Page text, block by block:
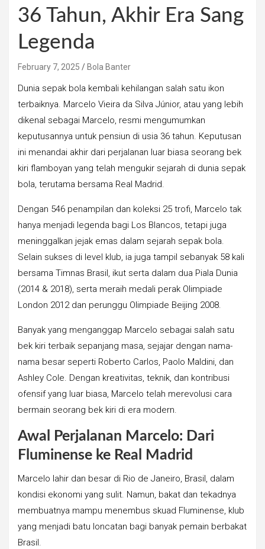
36 Tahun, Akhir Era Sang
Legenda
February 7, 2025 Bola Banter
Dunia sepak bola kembali kehilangan salah satu ikon
terbaiknya. Marcelo Vieira da Silva Júnior, atau yang lebih
dikenal sebagai Marcelo, resmi mengumumkan
keputusannya untuk pensiun di usia 36 tahun. Keputusan
ini menandai akhir dari perjalanan luar biasa seorang bek
kiri flamboyan yang telah mengukir sejarah di dunia sepak
bola, terutama bersama Real Madrid.
Dengan 546 penampilan dan koleksi 25 trofi, Marcelo tak
hanya menjadi legenda bagi Los Blancos, tetapi juga
meninggalkan jejak emas dalam sejarah sepak bola.
Selain sukses di level klub, ia juga tampil sebanyak 58 kali
bersama Timnas Brasil, ikut serta dalam dua Piala Dunia
(2014 & 2018), serta meraih medali perak Olimpiade
London 2012 dan perunggu Olimpiade Beijing 2008.
Banyak yang menganggap Marcelo sebagai salah satu
bek kiri terbaik sepanjang masa, sejajar dengan nama-
nama besar seperti Roberto Carlos, Paolo Maldini, dan
Ashley Cole. Dengan kreativitas, teknik, dan kontribusi
ofensif yang luar biasa, Marcelo telah merevolusi cara
bermain seorang bek kiri di era modern.
Awal Perjalanan Marcelo: Dari
Fluminense ke Real Madrid
Marcelo lahir dan besar di Rio de Janeiro, Brasil, dalam
kondisi ekonomi yang sulit. Namun, bakat dan tekadnya
membuatnya mampu menembus skuad Fluminense, klub
yang menjadi batu loncatan bagi banyak pemain berbakat
Brasil.